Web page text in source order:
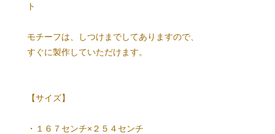
ト
モチーフは、しつけまでしてありますので、
すぐに製作していただけます。
【サイズ】
・１６７センチ×２５４センチ